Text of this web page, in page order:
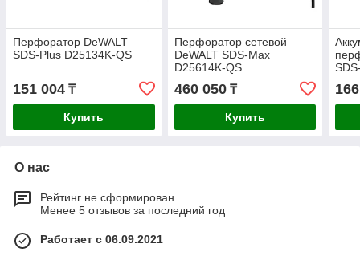
Перфоратор DeWALT
SDS-Plus D25134K-QS
151 004 ₸
Купить
Перфоратор сетевой
DeWALT SDS-Max
D25614K-QS
460 050₸
Купить
О нас
Рейтинг не сформирован
Менее 5 отзывов за последний год
Работает с 06.09.2021